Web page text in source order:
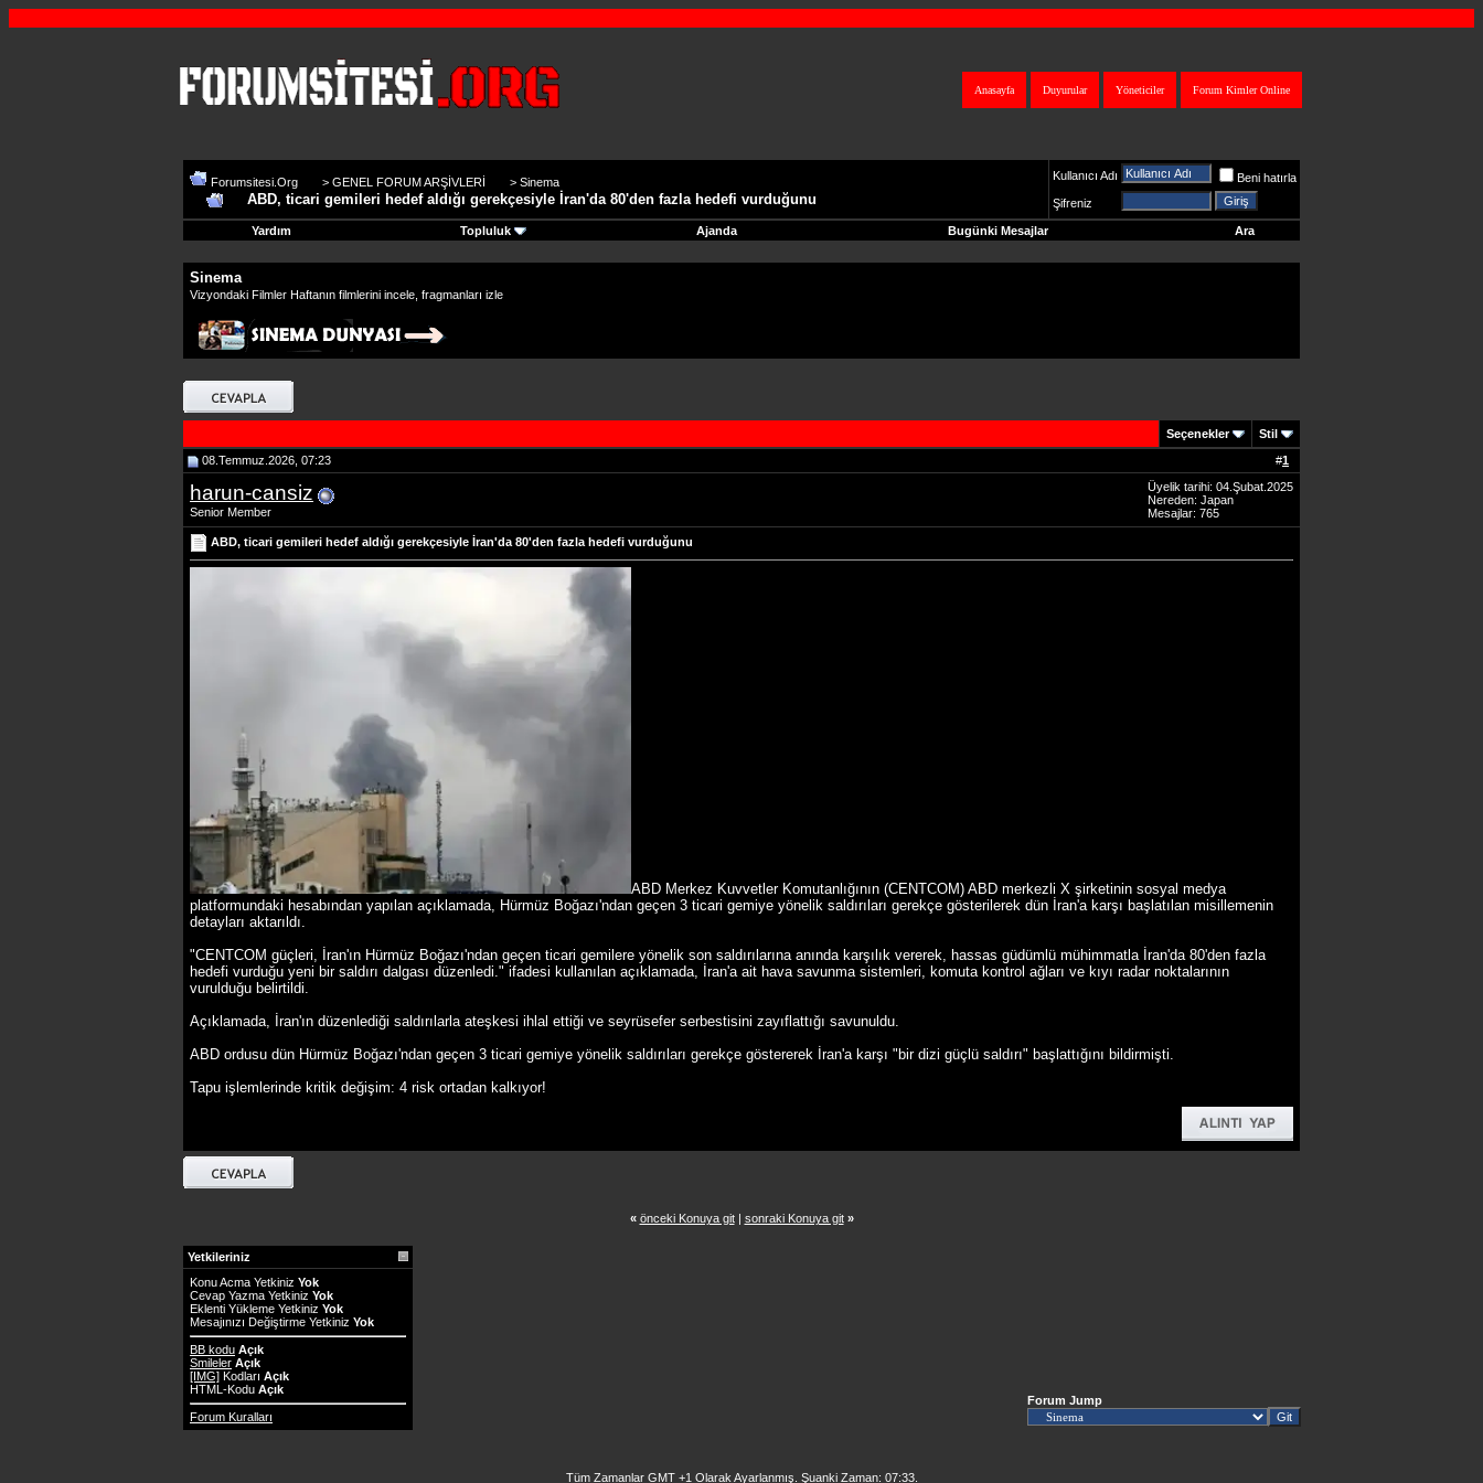
Forum Kimler Online
Yöneticiler
Duyurular
Anasayfa
Forumsitesi.Org > GENEL FORUM ARŞİVLERİ > Sinema
ABD, ticari gemileri hedef aldığı gerekçesiyle İran'da 80'den fazla hedefi vurduğunu
Kullanıcı Adı
Beni hatırla
Şifreniz
Yardım Topluluk Ajanda Bugünki Mesajlar Ara
Sinema
Vizyondaki Filmler Haftanın filmlerini incele, fragmanları izle
Seçenekler
Stil
#1
08.Temmuz.2026, 07:23
harun-cansiz
Senior Member
Üyelik tarihi: 04.Şubat.2025
Nereden: Japan
Mesajlar: 765
ABD, ticari gemileri hedef aldığı gerekçesiyle İran'da 80'den fazla hedefi vurduğunu
ABD Merkez Kuvvetler Komutanlığının (CENTCOM) ABD merkezli X şirketinin sosyal medya
platformundaki hesabından yapılan açıklamada, Hürmüz Boğazı'ndan geçen 3 ticari gemiye yönelik saldırıları gerekçe gösterilerek dün İran'a karşı başlatılan misillemenin
detayları aktarıldı.
"CENTCOM güçleri, İran'ın Hürmüz Boğazı'ndan geçen ticari gemilere yönelik son saldırılarına anında karşılık vererek, hassas güdümlü mühimmatla İran'da 80'den fazla
hedefi vurduğu yeni bir saldırı dalgası düzenledi." ifadesi kullanılan açıklamada, İran'a ait hava savunma sistemleri, komuta kontrol ağları ve kıyı radar noktalarının
vurulduğu belirtildi.
Açıklamada, İran'ın düzenlediği saldırılarla ateşkesi ihlal ettiği ve seyrüsefer serbestisini zayıflattığı savunuldu.
ABD ordusu dün Hürmüz Boğazı'ndan geçen 3 ticari gemiye yönelik saldırıları gerekçe göstererek İran'a karşı "bir dizi güçlü saldırı" başlattığını bildirmişti.
Tapu işlemlerinde kritik değişim: 4 risk ortadan kalkıyor!
« önceki Konuya git| sonraki Konuya git »
Yetkileriniz
Konu Acma Yetkiniz Yok
Cevap Yazma Yetkiniz Yok
Eklenti Yükleme Yetkiniz Yok
Mesajınızı Değiştirme Yetkiniz Yok
BB kodu Açık
Smileler Açık
[IMG] Kodları Açık
HTML-Kodu Açık
Forum Kuralları
Forum Jump
Tüm Zamanlar GMT +1 Olarak Ayarlanmış. Şuanki Zaman: 07:33.